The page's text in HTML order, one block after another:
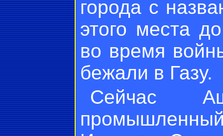
города с
этого места
во время
бежали в Газу.
Сейчас